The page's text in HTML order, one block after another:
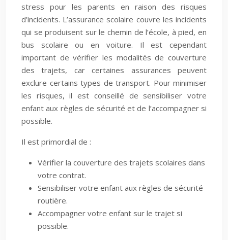
stress pour les parents en raison des risques
d’incidents. L’assurance scolaire couvre les incidents
qui se produisent sur le chemin de l’école, à pied, en
bus scolaire ou en voiture. Il est cependant
important de vérifier les modalités de couverture
des trajets, car certaines assurances peuvent
exclure certains types de transport. Pour minimiser
les risques, il est conseillé de sensibiliser votre
enfant aux règles de sécurité et de l’accompagner si
possible.
Il est primordial de :
Vérifier la couverture des trajets scolaires dans
votre contrat.
Sensibiliser votre enfant aux règles de sécurité
routière.
Accompagner votre enfant sur le trajet si
possible.